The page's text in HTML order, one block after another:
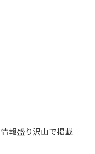
報盛り沢山で掲載